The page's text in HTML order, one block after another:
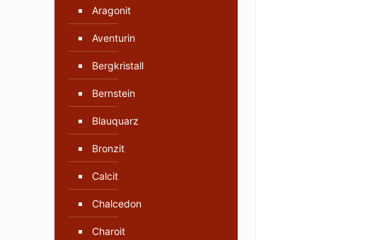
Aragonit
Aventurin
Bergkristall
Bernstein
Blauquarz
Bronzit
Calcit
Chalcedon
Charoit